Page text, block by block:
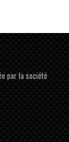
par la société